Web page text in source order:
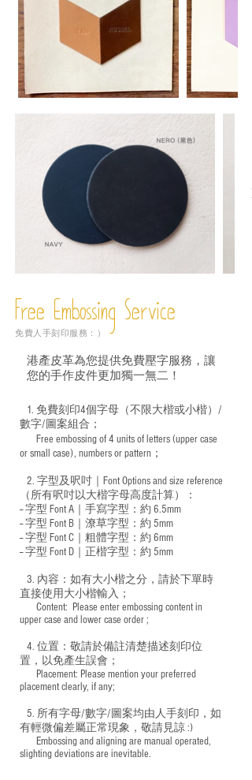
Free Embossing Service
免費人手刻印服務：）
港產皮革為您提供免費壓字服務，讓
您的手作皮件更加獨一無二！
1. 免費刻印4個字母（不限大楷或小楷）/
數字/圖案組合；
Free embossing of 4 units of letters (upper case
or small case), numbers or pattern；
2. 字型及呎吋｜ Font Options and size reference
（所有呎吋以大楷字母高度計算）：
-- 字型 Font A｜手寫字型：約 6.5mm
-- 字型 Font B｜潦草字型： 約 5mm
-- 字型 Font C｜粗體字型：約 6mm
-- 字型 Font D｜正楷字型： 約 5mm
3. 內容：如有大小楷之分，請於下單時
直接使用大小楷輸入；
​ Content: Please enter embossing content in
upper case and lower case order ;
4. 位置：敬請於備註清楚描述刻印位
置，以免產生誤會；
​ Placement: Please mention your preferred
placement clearly, if any;
5. 所有字母/數字/圖案均由人手刻印，如
有輕微偏差屬正常現象，敬請見諒 :)
​ Embossing and aligning are manual operated,
slighting deviations are inevitable.